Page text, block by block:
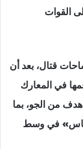
القوات
قتال، بعد أن
في المعارك
مع عشرات المسلحين، وقصفت أكثر من 100 هدف من الجو، بما
في وسط